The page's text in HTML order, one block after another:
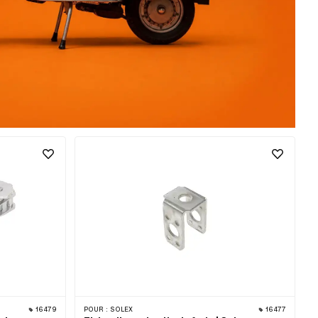
16479 POUR : SOLEX 16477